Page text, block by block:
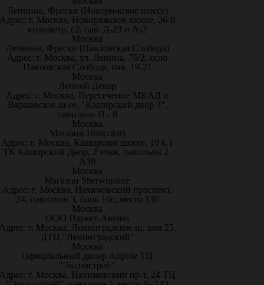
Лепнина, Фрески (Новорижское шоссе)
г. Москва, Новорижское шоссе, 26-й
километр, с2, пав. Д-23 и А-2
Москва
Лепнина, Фрески (Павловская Слобода)
Адрес: г. Москва, ул. Ленина, 76/2, село
Павловская Слобода, пав. 19-21
Москва
Лепной Декор
Адрес: г. Москва, Пересечение МКАД и
Варшавское ш-се, "Каширский двор 3",
павильон П - 8
Москва
Магазин Holicolors
Адрес: г. Москва, Каширское шоссе, 19 к.1
ТК Каширский Двор, 2 этаж, павильон 2-
А30
Москва
Магазин Sherwinstore
Адрес: г. Москва, Нахимовский проспект,
24, павильон 3, блок 10с, место 130
Москва
ООО Паркет-Авeню
г. Москва, Ленинградское ш, дом 25.
ДТЦ "Ленинградский"
Москва
Официальный дилер Artpole ТЦ
"Экспострой"
г. Москва, Нахимовский пр-т, 24 ТЦ